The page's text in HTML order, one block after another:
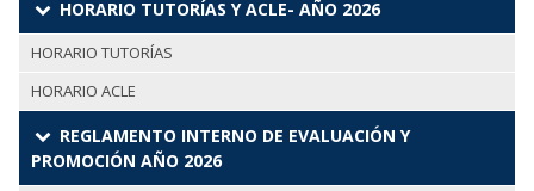
HORARIO TUTORÍAS Y ACLE- AÑO 2026
HORARIO TUTORÍAS
HORARIO ACLE
REGLAMENTO INTERNO DE EVALUACIÓN Y
PROMOCIÓN AÑO 2026